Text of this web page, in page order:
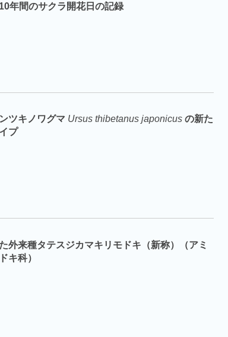
年間のサクラ開花日の記録
ツキノワグマ Ursus thibetanus japonicus の新た
プ
外来種タテスジカマキリモドキ（新称）（アミ
キ科）